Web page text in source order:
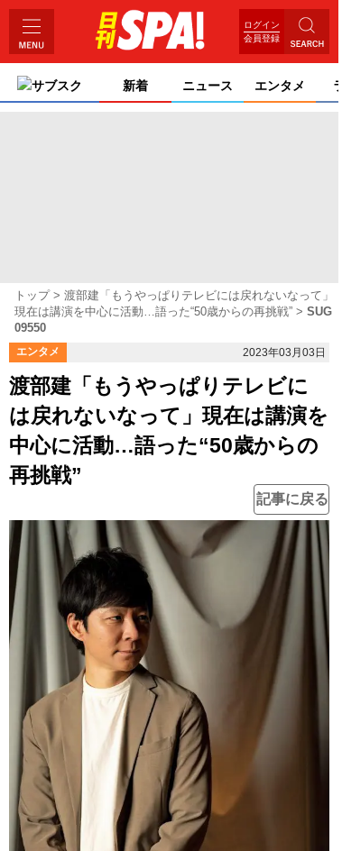
ログイン
会員登録
サブスク 新着 ニュース エンタメ
トップ
渡部建「もうやっぱりテレビには戻れないなって」
現在は講演を中心に活動…語った“50歳からの再挑戦”
SUG
09550
エンタメ 2023年03月03日
渡部建「もうやっぱりテレビに
は戻れないなって」現在は講演を
中心に活動…語った“50歳からの
再挑戦”
記事に戻る